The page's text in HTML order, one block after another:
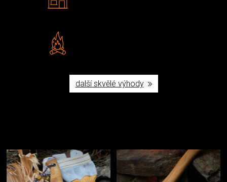
další skvělé výhody